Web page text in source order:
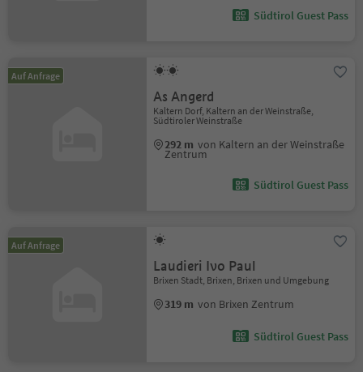
Südtirol Guest Pass
Auf Anfrage
As Angerd
Kaltern Dorf, Kaltern an der Weinstraße,
Südtiroler Weinstraße
292 m von Kaltern an der Weinstraße
Zentrum
Südtirol Guest Pass
Auf Anfrage
Laudieri Ivo Paul
Brixen Stadt, Brixen, Brixen und Umgebung
319 m von Brixen Zentrum
Südtirol Guest Pass